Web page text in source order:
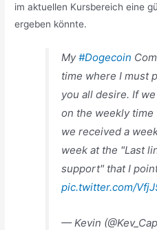
im aktuellen Kursbereich eine
ergeben könnte.
My#Dogecoin
time where I must
you all desire. If
on the weekly time
we received a
week at the "Last
support" that I
pic.twitter.com/
— Kevin